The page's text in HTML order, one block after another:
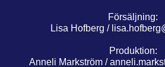
Försäljning:
Lisa Hofberg /
Produktion:
Anneli Markström /